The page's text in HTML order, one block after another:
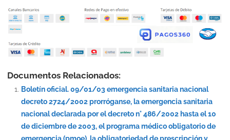
Documentos Relacionados:
Boletín oficial. 09/01/03 emergencia sanitaria nacional
decreto 2724/2002 prorróganse, la emergencia sanitaria
nacional declarada por el decreto n° 486/2002 hasta el 10
de diciembre de 2003, el programa médico obligatorio de